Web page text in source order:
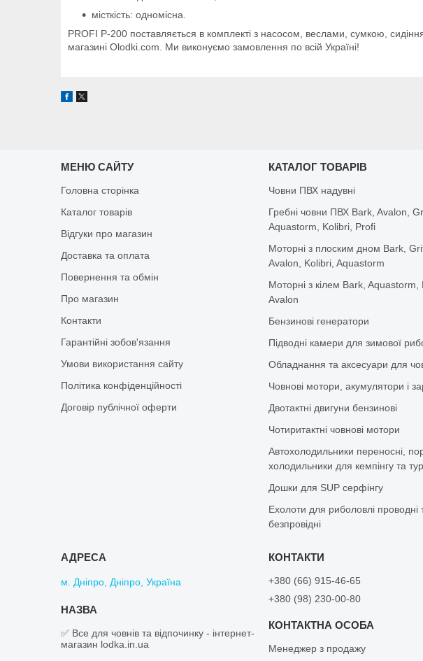
місткість: одномісна.
PROFI P-200 поставляється в комплекті з насосом, веслами, сумкою,
магазині Olodki.com. Ми виконуємо замовлення по всій Україні!
МЕНЮ САЙТУ
Головна сторінка
Каталог товарів
Відгуки про магазин
Доставка та оплата
Повернення та обмін
Про магазин
Контакти
Гарантійні зобов'язання
Умови використання сайту
Політика конфіденційності
Договір публічної оферти
КАТАЛОГ ТОВАРІВ
Човни ПВХ надувні
Гребні човни ПВХ Bark, Avalon,
Aquastorm, Kolibri, Profi
Моторні з плоским дном Bark,
Avalon, Kolibri, Aquastorm
Моторні з кілем Bark, Aquastorm,
Avalon
Бензинові генератори
Підводні камери для зимової
Обладнання та аксесуари для
Човнові мотори, акумулятори і
Двотактні двигуни бензинові
Чотиритактні човнові мотори
Автохолодильники переносні,
холодильники для кемпінгу та
Дошки для SUP серфінгу
Ехолоти для риболовлі проводні
безпровідні
м. Дніпро, Дніпро, Україна
✅ Все для човнів та відпочинку - інтернет-
магазин lodka.in.ua
+380 (66) 915-46-65
+380 (98) 230-00-80
Менеджер з продажу